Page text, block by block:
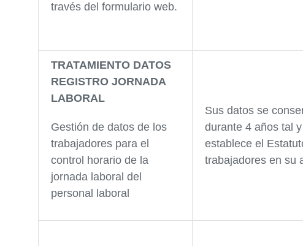
través del formulario web.
TRATAMIENTO DATOS
REGISTRO JORNADA
LABORAL
Gestión de datos de los
trabajadores para el
control horario de la
jornada laboral del
personal laboral
Sus datos se
durante 4 años tal
establece el
trabajadores en su